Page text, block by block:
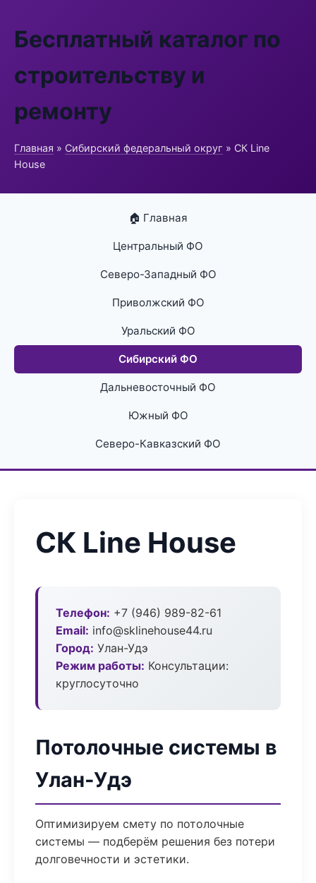
Бесплатный каталог по
строительству и
ремонту
Главная » Сибирский федеральный округ » СК Line
House
🏠 Главная
Центральный ФО
Северо-Западный ФО
Приволжский ФО
Уральский ФО
Сибирский ФО
Дальневосточный ФО
Южный ФО
Северо-Кавказский ФО
СК Line House
Телефон: +7 (946) 989-82-61
Email: info@sklinehouse44.ru
Город: Улан-Удэ
Режим работы: Консультации:
круглосуточно
Потолочные системы в
Улан-Удэ
Оптимизируем смету по потолочные
системы — подберём решения без потери
долговечности и эстетики.